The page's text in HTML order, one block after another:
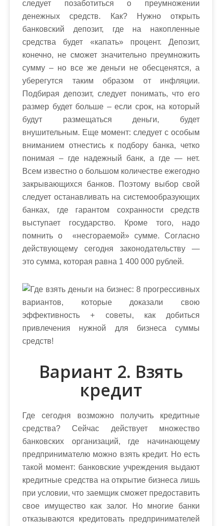
следует позаботиться о преумножении
денежных средств. Как? Нужно открыть
банковский депозит, где на накопленные
средства будет «капать» процент. Депозит,
конечно, не сможет значительно преумножить
сумму – но все же деньги не обесценятся, а
уберегутся таким образом от инфляции.
Подбирая депозит, следует понимать, что его
размер будет больше – если срок, на который
будут размещаться деньги, будет
внушительным. Еще момент: следует с особым
вниманием отнестись к подбору банка, четко
понимая – где надежный банк, а где — нет.
Всем известно о большом количестве ежегодно
закрывающихся банков. Поэтому выбор свой
следует останавливать на системообразующих
банках, где гарантом сохранности средств
выступает государство. Кроме того, надо
помнить о «несгораемой» сумме. Согласно
действующему сегодня законодательству —
это сумма, которая равна 1 400 000 рублей.
Вариант 2. Взять
кредит
Где сегодня возможно получить кредитные
средства? Сейчас действует множество
банковских организаций, где начинающему
предпринимателю можно взять кредит. Но есть
такой момент: банковские учреждения выдают
кредитные средства на открытие бизнеса лишь
при условии, что заемщик сможет предоставить
свое имущество как залог. Но многие банки
отказываются кредитовать предпринимателей